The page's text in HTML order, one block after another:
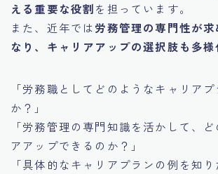
14.エージェント利用者の成功事例集
える重要な役割を担っています。
また、近年では労務管理の専門性が
なり、キャリアアップの選択肢も多様
「労務職としてどのようなキャリア
か？」
「労務管理の専門知識を活かして、
アアップできるのか？」
「具体的なキャリアプランの例を知り